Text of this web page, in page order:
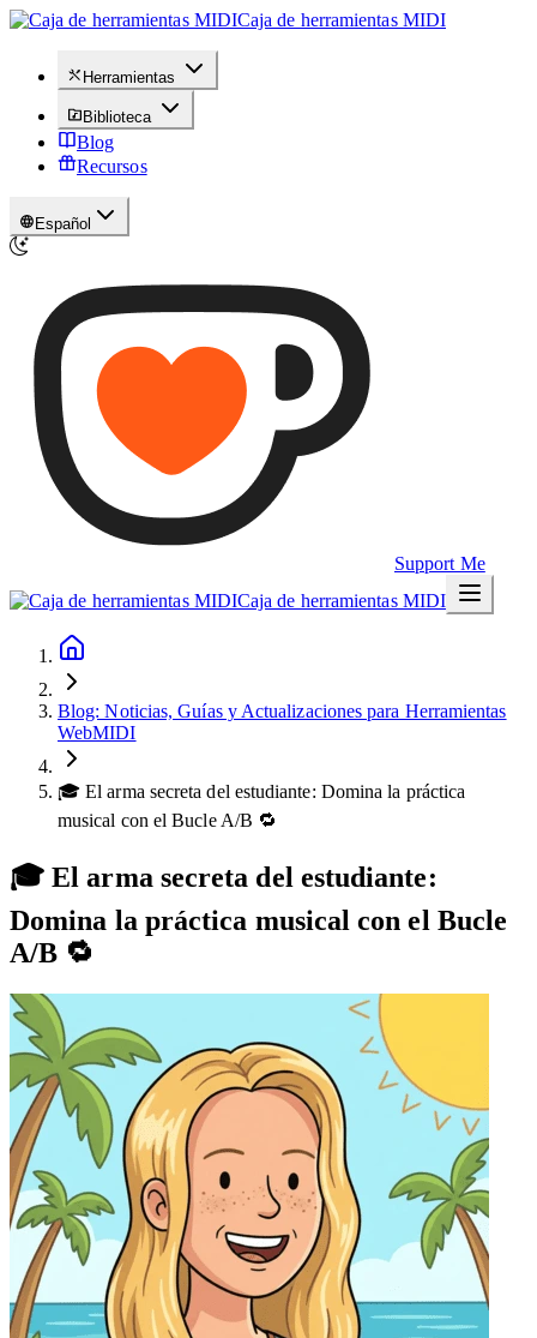
Caja de herramientas MIDI
Herramientas
Biblioteca
Blog
Recursos
Español
Support Me
Caja de herramientas MIDI
Blog: Noticias, Guías y Actualizaciones para Herramientas
WebMIDI
🎓 El arma secreta del estudiante: Domina la práctica
musical con el Bucle A/B 🔁
🎓 El arma secreta del estudiante:
Domina la práctica musical con el Bucle
A/B 🔁